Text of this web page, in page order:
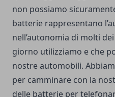
non possiamo
batterie rappresentano
nell’autonomia di molti
giorno utilizziamo e che
nostre automobili.
per camminare con la
delle batterie per